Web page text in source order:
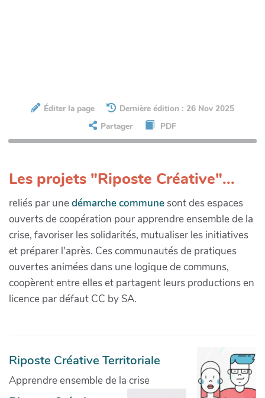
Éditer la page
Dernière édition : 26 Nov 2025
Partager
PDF